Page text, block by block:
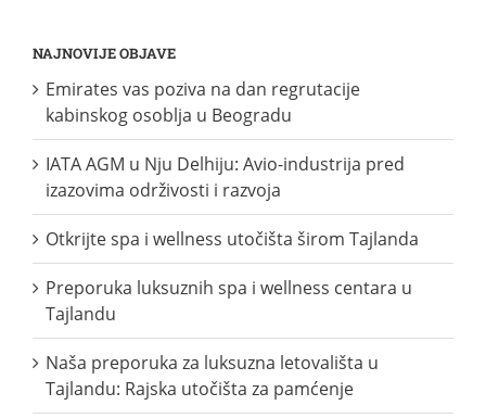
NAJNOVIJE OBJAVE
Emirates vas poziva na dan regrutacije
kabinskog osoblja u Beogradu
IATA AGM u Nju Delhiju: Avio-industrija pred
izazovima održivosti i razvoja
Otkrijte spa i wellness utočišta širom Tajlanda
Preporuka luksuznih spa i wellness centara u
Tajlandu
Naša preporuka za luksuzna letovališta u
Tajlandu: Rajska utočišta za pamćenje